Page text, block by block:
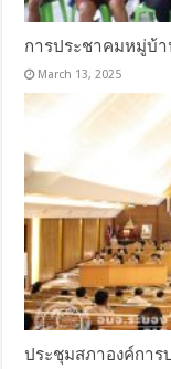
การประชาคมหมู่บ้
March 13, 2025
ประชุมสภาองค์การ